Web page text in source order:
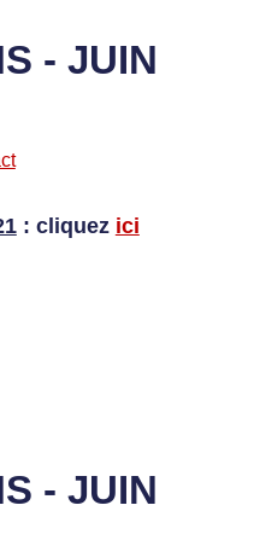
- JUIN
: cliquez ici
- JUIN